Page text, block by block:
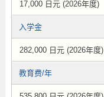
17,000 日元 (2026年度)
入学金
282,000 日元 (2026年度)
教育费/年